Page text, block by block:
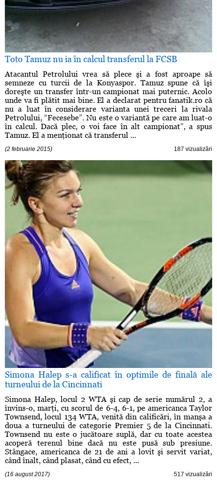
Toto Tamuz nu ia în calcul transferul la FCSB
Atacantul Petrolului vrea să plece şi a fost aproape să
semneze cu turcii de la Konyaspor. Tamuz spune că îşi
doreşte un transfer într-un campionat mai puternic. Acolo
unde va fi plătit mai bine. El a declarat pentru fanatik.ro că
nu a luat în considerare varianta unei treceri la rivala
Petrolului, “Fecesebe”. Nu este o variantă pe care am luat-o
în calcul. Dacă plec, o voi face în alt campionat”, a spus
Tamuz. El a menţionat că transferul ...
(2 februarie 2015) 187 vizualizări
Simona Halep s-a calificat în optimile de finală ale
turneului de la Cincinnati
Simona Halep, locul 2 WTA şi cap de serie numărul 2, a
învins-o, marţi, cu scorul de 6-4, 6-1, pe americanca Taylor
Townsend, locul 134 WTA, venită din calificări, în manşa a
doua a turneului de categorie Premier 5 de la Cincinnati.
Townsend nu este o jucătoare suplă, dar cu toate acestea
acoperă terenul bine dacă nu este pusă sub presiune.
Stângace, americanca de 21 de ani a lovit şi servit variat,
când înalt, când plasat, când cu efect, ...
(16 august 2017) 517 vizualizări